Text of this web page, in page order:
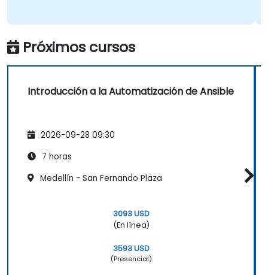
Próximos cursos
Introducción a la Automatización de Ansible
2026-09-28 09:30
7 horas
Medellín - San Fernando Plaza
3093 USD
(En línea)
3593 USD
(Presencial)